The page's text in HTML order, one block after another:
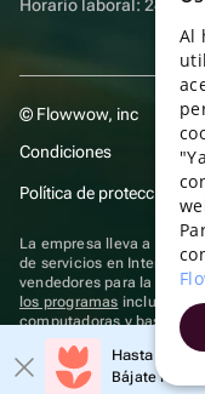
Horario laboral: 24
© Flowwow, inc
Condiciones
Política de protección y
La empresa lleva a cabo
de servicios en Internet
vendedores para la venta
los programas incluidos
computadoras y bases de
Se aplican
tecnologías
Hasta un
Bájate la
Al